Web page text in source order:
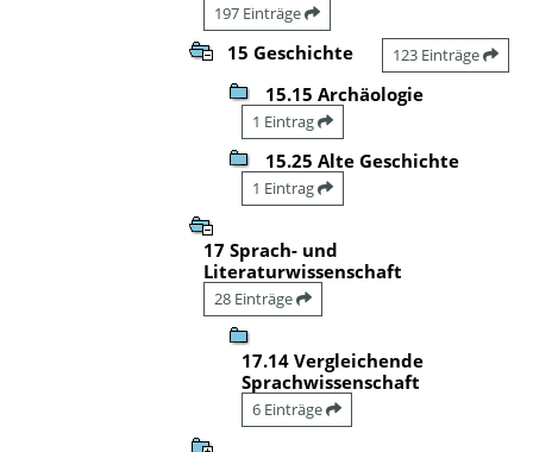
197 Einträge
15 Geschichte 123 Einträge
15.15 Archäologie
1 Eintrag
15.25 Alte Geschichte
1 Eintrag
17 Sprach- und
Literaturwissenschaft
28 Einträge
17.14 Vergleichende
Sprachwissenschaft
6 Einträge